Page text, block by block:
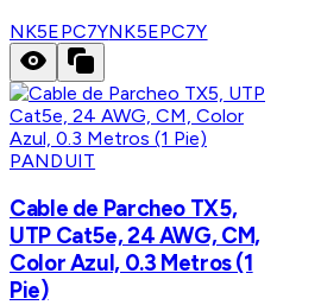
NK5EPC7YNK5EPC7Y
PANDUIT
Cable de Parcheo TX5,
UTP Cat5e, 24 AWG, CM,
Color Azul, 0.3 Metros (1
Pie)